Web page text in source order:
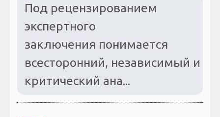
Под рецензированием
экспертного
заключения понимается
всесторонний, независимый и
критический ана...